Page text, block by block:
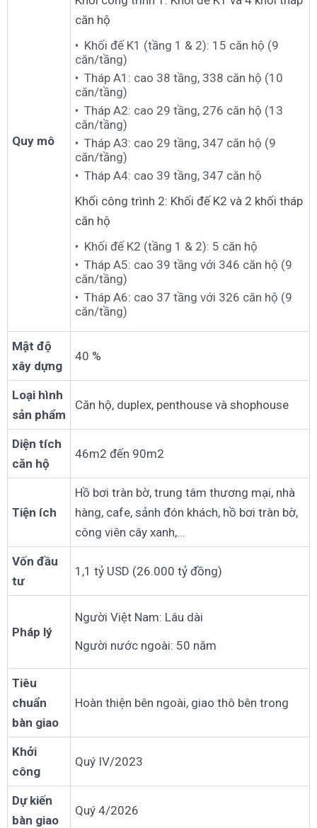
Quy mô
căn hộ
Khối đế K1 (tầng 1 & 2): 15 căn hộ (9
căn/tầng)
Tháp A1: cao 38 tầng, 338 căn hộ (10
căn/tầng)
Tháp A2: cao 29 tầng, 276 căn hộ (13
căn/tầng)
Tháp A3: cao 29 tầng, 347 căn hộ (9
căn/tầng)
Tháp A4: cao 39 tầng, 347 căn hộ
Khối công trình 2: Khối đế K2 và 2 khối tháp
căn hộ
Khối đế K2 (tầng 1 & 2): 5 căn hộ
Tháp A5: cao 39 tầng với 346 căn hộ (9
căn/tầng)
Tháp A6: cao 37 tầng với 326 căn hộ (9
căn/tầng)
Mật độ
xây dựng
40 %
Loại hình
sản phẩm
Căn hộ, duplex, penthouse và shophouse
Diện tích
căn hộ
46m2 đến 90m2
Tiện ích
Hồ bơi tràn bờ, trung tâm thương mại, nhà
hàng, cafe, sảnh đón khách, hồ bơi tràn bờ,
công viên cây xanh,...
Vốn đầu
tư
1,1 tỷ USD (26.000 tỷ đồng)
Pháp lý
Người Việt Nam: Lâu dài
Người nước ngoài: 50 năm
Tiêu
chuẩn
bàn giao
Hoàn thiện bên ngoài, giao thô bên trong
Khởi
công
Quý IV/2023
Dự kiến
bàn giao
Quý 4/2026